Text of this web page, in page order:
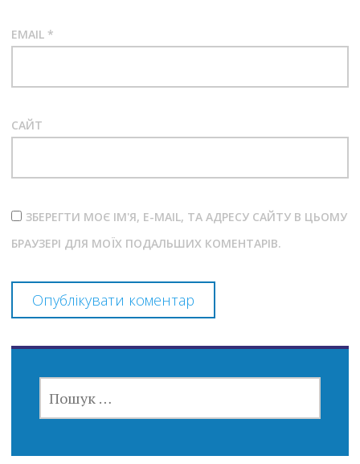
EMAIL *
САЙТ
ЗБЕРЕГТИ МОЄ ІМ'Я, E-MAIL, ТА АДРЕСУ САЙТУ В ЦЬОМУ
БРАУЗЕРІ ДЛЯ МОЇХ ПОДАЛЬШИХ КОМЕНТАРІВ.